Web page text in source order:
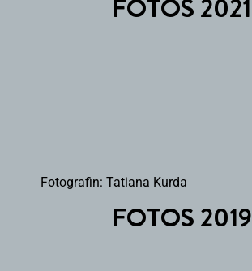
FOTOS 2021
Fotografin: Tatiana Kurda
FOTOS 2019